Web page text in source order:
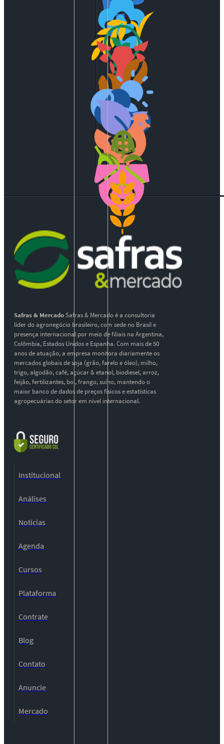
Safras & MercadoSafras & Mercado é a consultoria
líder do agronegócio brasileiro, com sede no Brasil e
presença internacional por meio de filiais na Argentina,
Colômbia, Estados Unidos e Espanha. Com mais de 50
anos de atuação, a empresa monitora diariamente os
mercados globais de soja (grão, farelo e óleo), milho,
trigo, algodão, café, açúcar & etanol, biodiesel, arroz,
feijão, fertilizantes, boi, frango, suíno, mantendo o
maior banco de dados de preços físicos e estatísticas
agropecuárias do setor em nível internacional.
Institucional
Análises
Notícias
Agenda
Cursos
Plataforma
Contrate
Blog
Contato
Anuncie
Mercado